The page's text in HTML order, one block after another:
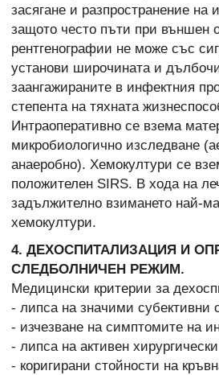
засягане и разпространение на
защото често пъти при външен
рентгенографии не може със
установи широчината и
заангажираните в инфектния
степента на тяхната
Интраоперативно се взема
микробиологично изследване
анаеробно). Хемокултури се
положителен SIRS. В хода на
задължително взимането най-
хемокултури.
4. ДЕХОСПИТАЛИЗАЦИЯ И
СЛЕДБОЛНИЧЕН РЕЖИМ.
Медицински критерии за
- липса на значими субективни
- изчезване на симптомите на
- липса на активен
- коригирани стойности на